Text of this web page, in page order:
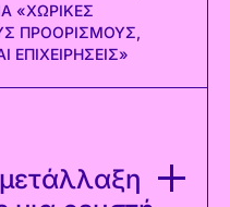
«ΧΩΡΙΚΈΣ
ΠΡΟΟΡΙΣΜΟΎΣ,
ΕΠΙΧΕΙΡΉΣΕΙΣ»